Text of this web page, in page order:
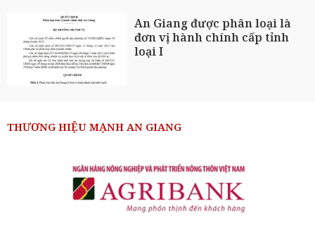
An Giang được phân loại là
đơn vị hành chính cấp tỉnh
loại I
THƯƠNG HIỆU MẠNH AN GIANG